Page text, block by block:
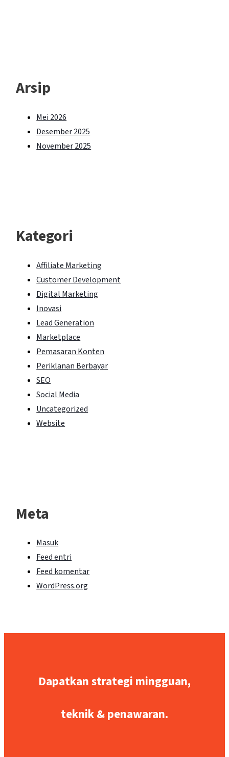
Arsip
Mei 2026
Desember 2025
November 2025
Kategori
Affiliate Marketing
Customer Development
Digital Marketing
Inovasi
Lead Generation
Marketplace
Pemasaran Konten
Periklanan Berbayar
SEO
Social Media
Uncategorized
Website
Meta
Masuk
Feed entri
Feed komentar
WordPress.org
Dapatkan strategi mingguan,
teknik & penawaran.